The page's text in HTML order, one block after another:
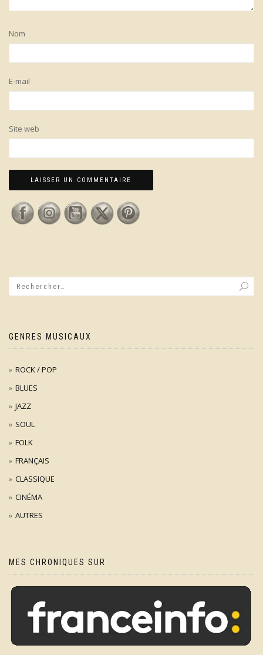
Nom
E-mail
Site web
GENRES MUSICAUX
ROCK / POP
BLUES
JAZZ
SOUL
FOLK
FRANÇAIS
CLASSIQUE
CINÉMA
AUTRES
MES CHRONIQUES SUR